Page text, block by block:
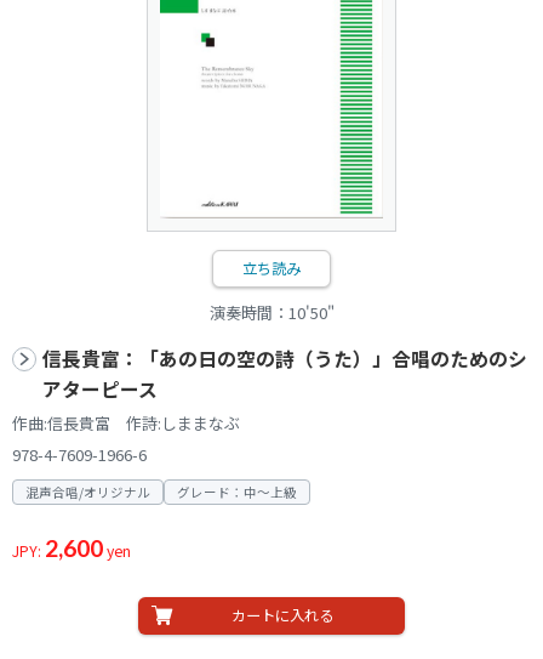
立ち読み
演奏時間：10'50"
信長貴富：「あの日の空の詩（うた）」合唱のためのシ
アターピース
作曲:信長貴富 作詩:しままなぶ
978-4-7609-1966-6
混声合唱/オリジナル グレード：中～上級
JPY: 2,600yen
カートに入れる